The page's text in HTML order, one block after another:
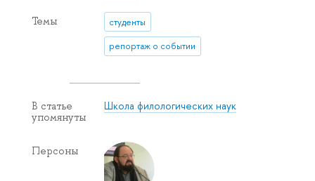
Темы студенты
репортаж о событии
В статье
упомянуты
Школа филологических наук
Персоны